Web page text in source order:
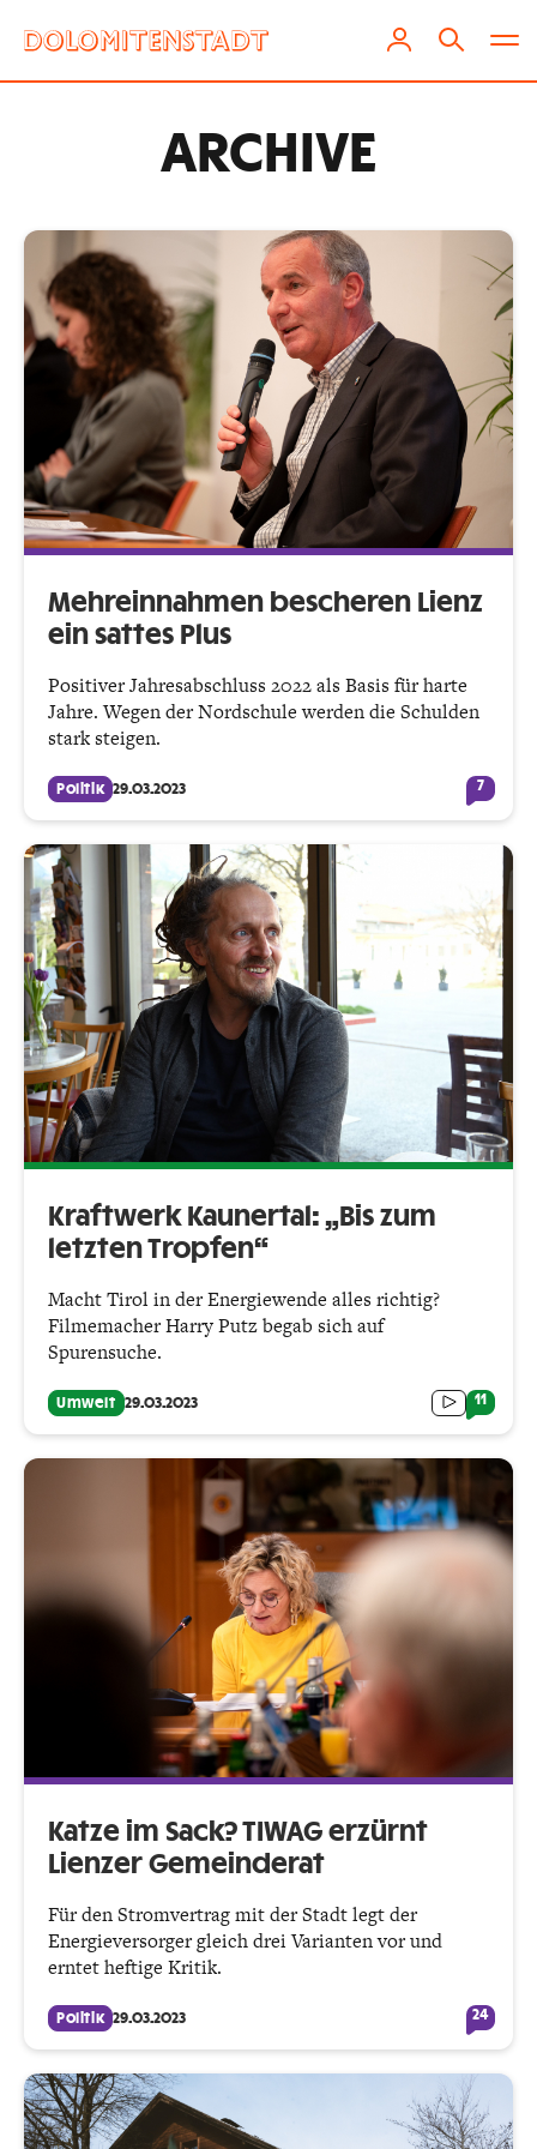
ARCHIVE
Mehreinnahmen bescheren Lienz
ein sattes Plus
Positiver Jahresabschluss 2022 als Basis für harte
Jahre. Wegen der Nordschule werden die Schulden
stark steigen.
Politik 29.03.2023 7
Kraftwerk Kaunertal: „Bis zum
letzten Tropfen“
Macht Tirol in der Energiewende alles richtig?
Filmemacher Harry Putz begab sich auf
Spurensuche.
Umwelt 29.03.2023 11
Katze im Sack? TIWAG erzürnt
Lienzer Gemeinderat
Für den Stromvertrag mit der Stadt legt der
Energieversorger gleich drei Varianten vor und
erntet heftige Kritik.
Politik 29.03.2023 24